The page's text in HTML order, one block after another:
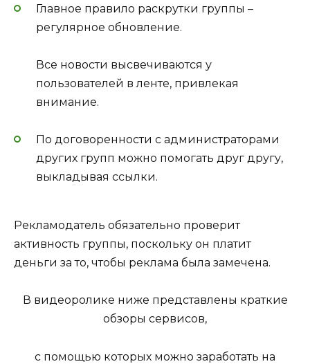
Главное правило раскрутки группы –
регулярное обновление.
Все новости высвечиваются у
пользователей в ленте, привлекая
внимание.
По договоренности с администраторами
других групп можно помогать друг другу,
выкладывая ссылки.
Рекламодатель обязательно проверит
активность группы, поскольку он платит
деньги за то, чтобы реклама была замечена.
В видеоролике ниже представлены краткие
обзоры сервисов,
с помощью которых можно заработать на